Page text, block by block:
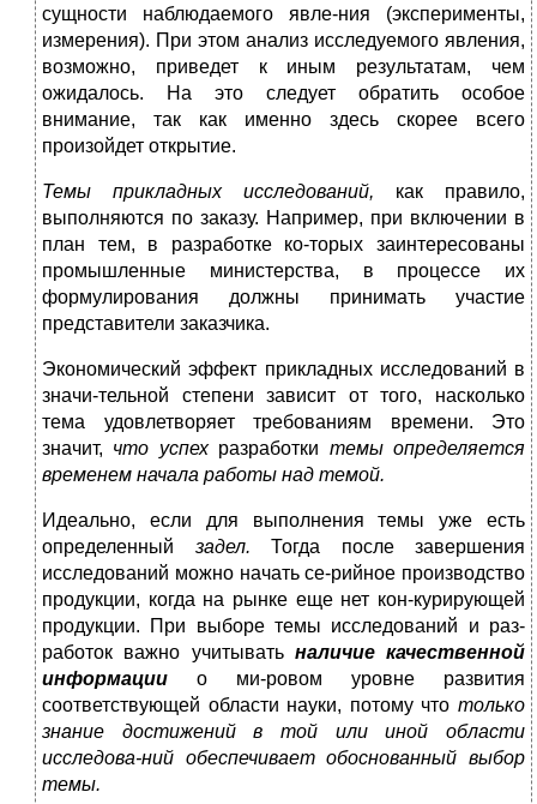
сущности наблюдаемого явле-ния (эксперименты,
измерения). При этом анализ исследуемого явления,
возможно, приведет к иным результатам, чем
ожидалось. На это следует обратить особое
внимание, так как именно здесь скорее всего
произойдет открытие.
Темы прикладных исследований, как правило,
выполняются по заказу. Например, при включении в
план тем, в разработке ко-торых заинтересованы
промышленные министерства, в процессе их
формулирования должны принимать участие
представители заказчика.
Экономический эффект прикладных исследований в
значи-тельной степени зависит от того, насколько
тема удовлетворяет требованиям времени. Это
значит, что успех разработки темыопределяется
временем начала работы над темой.
Идеально, если для выполнения темы уже есть
определенный задел. Тогда после завершения
исследований можно начать се-рийное производство
продукции, когда на рынке еще нет кон-курирующей
продукции. При выборе темы исследований и раз-
работок важно учитывать наличие качественной
информации о ми-ровом уровне развития
соответствующей области науки, потому что только
знание достижений в той или иной области
исследова-ний обеспечивает обоснованный выбор
темы.